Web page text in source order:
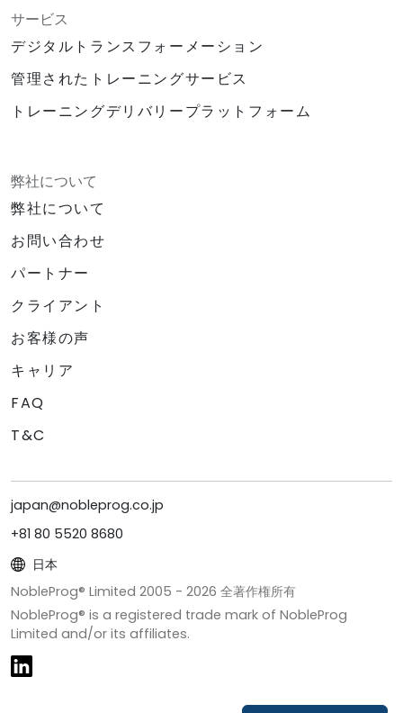
サービス
デジタルトランスフォーメーション
管理されたトレーニングサービス
トレーニングデリバリープラットフォーム
弊社について
弊社について
お問い合わせ
パートナー
クライアント
お客様の声
キャリア
FAQ
T&C
japan@nobleprog.co.jp
+81 80 5520 8680
日本
NobleProg® Limited 2005 - 2026 全著作権所有
NobleProg® is a registered trade mark of NobleProg
Limited and/or its affiliates.